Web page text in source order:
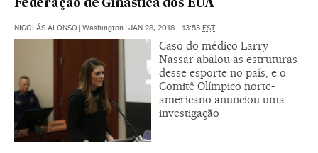
Federação de Ginástica dos EUA
NICOLÁS ALONSO | Washington | JAN 28, 2018 - 13:53 EST
Caso do médico Larry
Nassar abalou as estruturas
desse esporte no país, e o
Comitê Olímpico norte-
americano anunciou uma
investigação